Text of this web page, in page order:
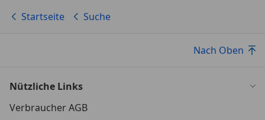
Startseite Suche
Nach Oben
Nützliche Links
Verbraucher AGB